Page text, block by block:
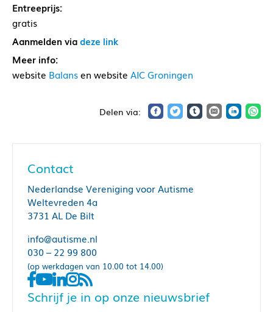
Entreeprijs:
gratis
Aanmelden viadeze link
Meer info:
website Balansen website AIC Groningen
Contact
Nederlandse Vereniging voor Autisme
Weltevreden 4a
3731 AL De Bilt
info@autisme.nl
030 – 22 99 800
(op werkdagen van 10.00 tot 14.00)
Schrijf je in op onze nieuwsbrief